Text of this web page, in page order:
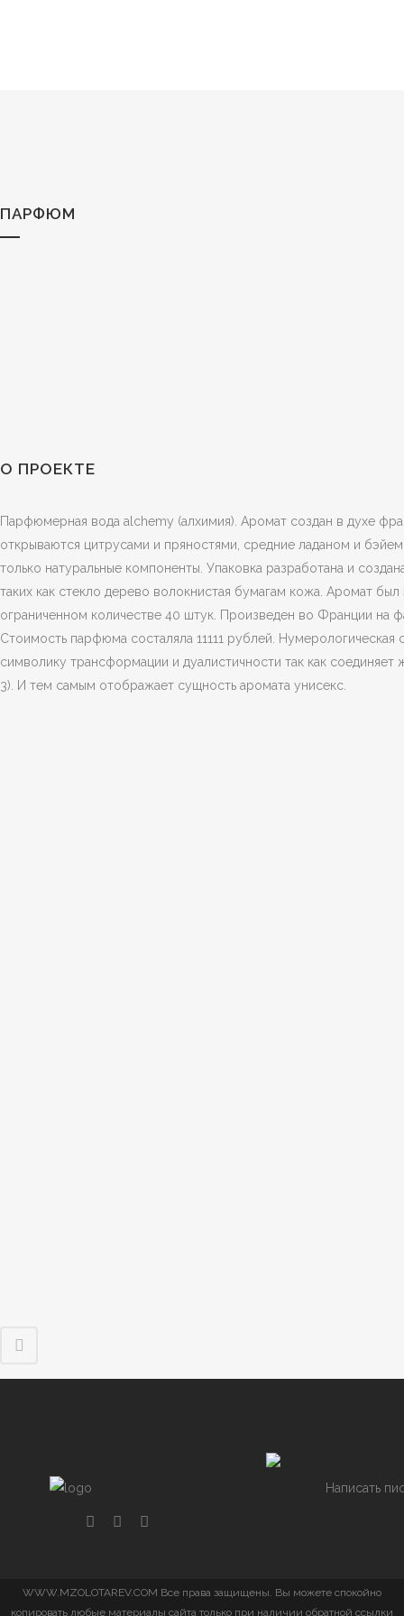
ПАРФЮМ
О ПРОЕКТЕ
Парфюмерная вода alchemy (алхимия). Аромат создан в духе
открываются цитрусами и пряностями, средние ладаном и
только натуральные компоненты. Упаковка разработана и
таких как стекло дерево волокнистая бумагам кожа. Аромат
ограниченном количестве 40 штук. Произведен во Франции на
Стоимость парфюма состаляла 11111 рублей.
символику трансформации и дуалистичности так как
3). И тем самым отображает сущность аромата унисекс.
Написать
WWW.MZOLOTAREV.COM Все права защищены. Вы можете спокойно
копировать любые материалы сайта только при наличии обратной ссылки